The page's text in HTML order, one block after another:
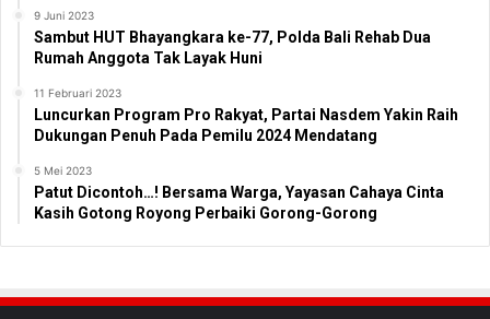
9 Juni 2023
Sambut HUT Bhayangkara ke-77, Polda Bali Rehab Dua
Rumah Anggota Tak Layak Huni
11 Februari 2023
Luncurkan Program Pro Rakyat, Partai Nasdem Yakin Raih
Dukungan Penuh Pada Pemilu 2024 Mendatang
5 Mei 2023
Patut Dicontoh…! Bersama Warga, Yayasan Cahaya Cinta
Kasih Gotong Royong Perbaiki Gorong-Gorong